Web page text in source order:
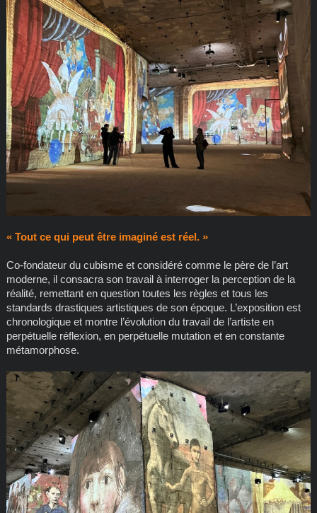
« Tout ce qui peut être imaginé est réel. »
Co-fondateur du cubisme et considéré comme le père de l’art
moderne, il consacra son travail à interroger la perception de la
réalité, remettant en question toutes les règles et tous les
standards drastiques artistiques de son époque. L’exposition est
chronologique et montre l’évolution du travail de l’artiste en
perpétuelle réflexion, en perpétuelle mutation et en constante
métamorphose.